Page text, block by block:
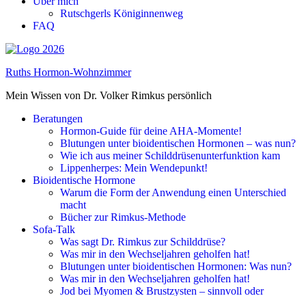
Rutschgerls Königinnenweg
FAQ
Ruths Hormon-Wohnzimmer
Mein Wissen von Dr. Volker Rimkus persönlich
Beratungen
Hormon-Guide für deine AHA-Momente!
Blutungen unter bioidentischen Hormonen – was nun?
Wie ich aus meiner Schilddrüsenunterfunktion kam
Lippenherpes: Mein Wendepunkt!
Bioidentische Hormone
Warum die Form der Anwendung einen Unterschied
macht
Bücher zur Rimkus-Methode
Sofa-Talk
Was sagt Dr. Rimkus zur Schilddrüse?
Was mir in den Wechseljahren geholfen hat!
Blutungen unter bioidentischen Hormonen: Was nun?
Was mir in den Wechseljahren geholfen hat!
Jod bei Myomen & Brustzysten – sinnvoll oder